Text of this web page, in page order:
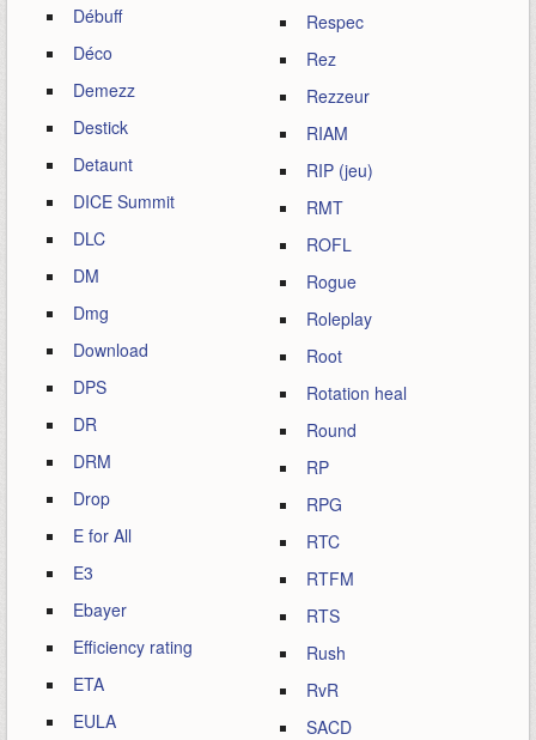
Débuff
Déco
Demezz
Destick
Detaunt
DICE Summit
DLC
DM
Dmg
Download
DPS
DR
DRM
Drop
E for All
E3
Ebayer
Efficiency rating
ETA
EULA
Respec
Rez
Rezzeur
RIAM
RIP (jeu)
RMT
ROFL
Rogue
Roleplay
Root
Rotation heal
Round
RP
RPG
RTC
RTFM
RTS
Rush
RvR
SACD